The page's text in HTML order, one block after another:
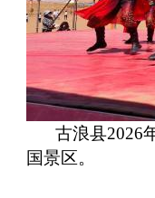
古浪县2026
国景区。